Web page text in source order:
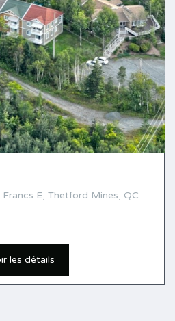
E, Thetford Mines, QC
les détails